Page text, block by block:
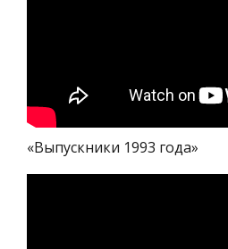
«Выпускники 1993 года»